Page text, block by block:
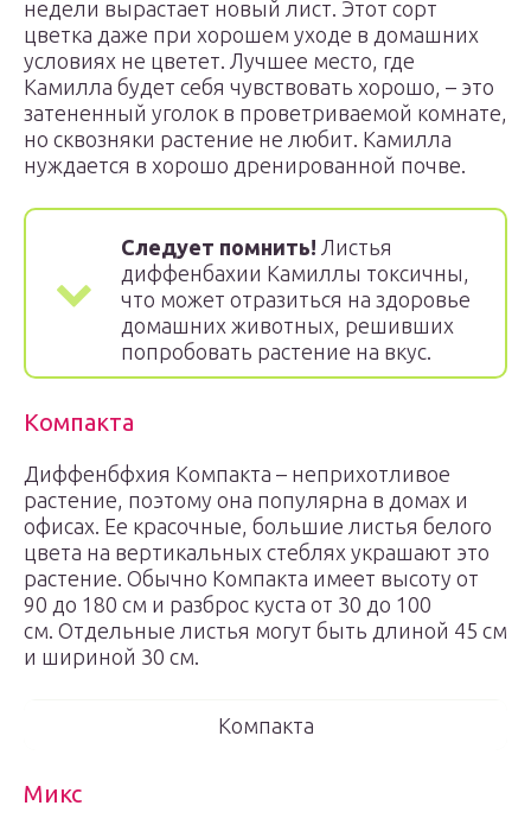
недели вырастает новый лист. Этот сорт
цветка даже при хорошем уходе в домашних
условиях не цветет. Лучшее место, где
Камилла будет себя чувствовать хорошо, – это
затененный уголок в проветриваемой комнате,
но сквозняки растение не любит. Камилла
нуждается в хорошо дренированной почве.
Следует помнить! Листья
диффенбахии Камиллы токсичны,
что может отразиться на здоровье
домашних животных, решивших
попробовать растение на вкус.
Компакта
Диффенбфхия Компакта – неприхотливое
растение, поэтому она популярна в домах и
офисах. Ее красочные, большие листья белого
цвета на вертикальных стеблях украшают это
растение. Обычно Компакта имеет высоту от
90 до 180 см и разброс куста от 30 до 100
см. Отдельные листья могут быть длиной 45 см
и шириной 30 см.
Компакта
Микс